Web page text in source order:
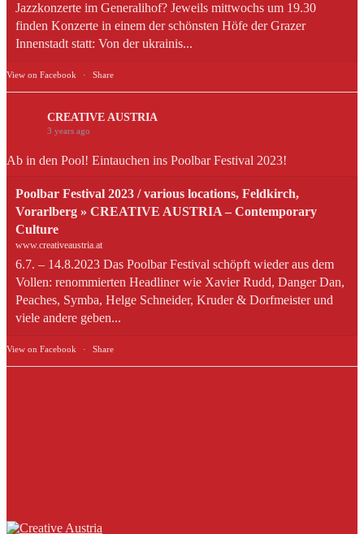
Jazzkonzerte im Generalihof? Jeweils mittwochs um 19.30
finden Konzerte in einem der schönsten Höfe der Grazer
Innenstadt statt: Von der ukrainis...
View on Facebook · Share
CREATIVE AUSTRIA
3 years ago
Ab in den Pool! Eintauchen ins Poolbar Festival 2023!
Poolbar Festival 2023 / various locations, Feldkirch,
Vorarlberg » CREATIVE AUSTRIA – Contemporary
Culture
www.creativeaustria.at
6.7. – 14.8.2023 Das Poolbar Festival schöpft wieder aus dem
Vollen: renommierten Headliner wie Xavier Rudd, Danger Dan,
Peaches, Symba, Helge Schneider, Kruder & Dorfmeister und
viele andere geben...
View on Facebook · Share